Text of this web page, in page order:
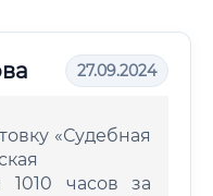
27.09.2024
«Судебная
1010 часов за